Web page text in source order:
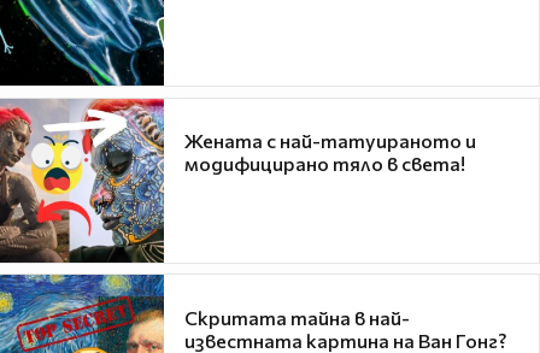
Жената с най-татуираното и
модифицирано тяло в света!
Скритата тайна в най-
известната картина на Ван Гонг?